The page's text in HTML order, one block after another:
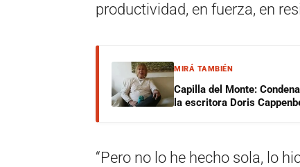
productividad, en fuerza, en
MIRÁ TAMBIÉN
Capilla del Monte:
la escritora Doris
“Pero no lo he hecho sola, lo